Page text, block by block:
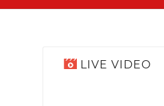
LIVE VIDEO